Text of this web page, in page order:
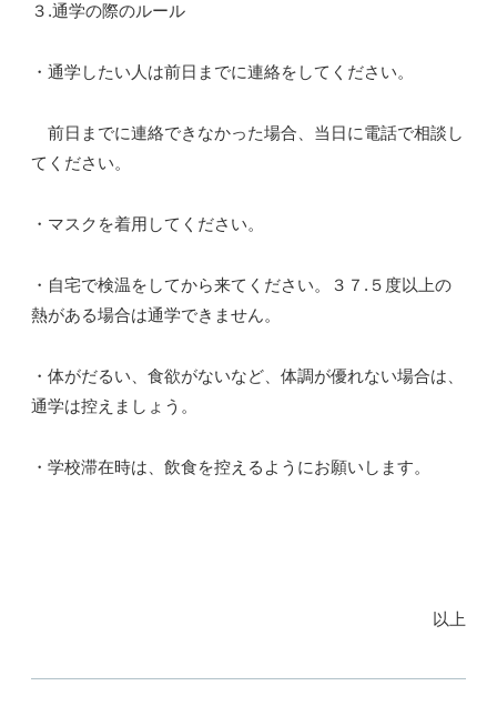
３.通学の際のルール
・通学したい人は前日までに連絡をしてください。
前日までに連絡できなかった場合、当日に電話で相談し
てください。
・マスクを着用してください。
・自宅で検温をしてから来てください。３７.５度以上の
熱がある場合は通学できません。
・体がだるい、食欲がないなど、体調が優れない場合は、
通学は控えましょう。
・学校滞在時は、飲食を控えるようにお願いします。
以上